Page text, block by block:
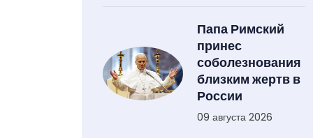
Папа Римский
принес
соболезнования
близким жертв в
России
09 августа 2026